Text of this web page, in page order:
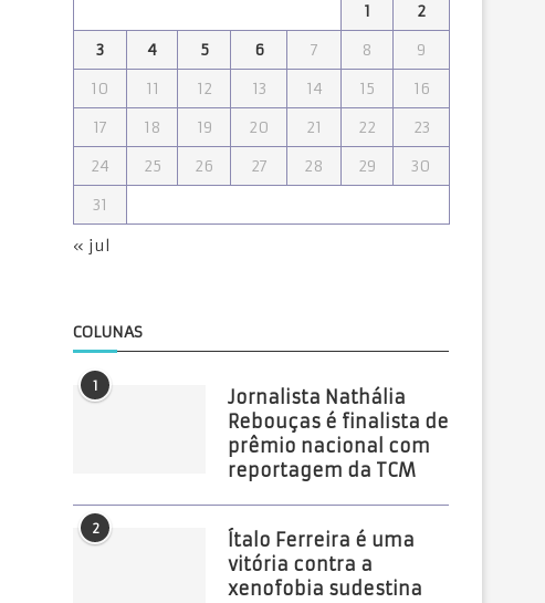
1
2
3
4 5 6 7 8
9
10
11 12 13 14 15
16
17
18 19 20 21 22
23
24
25 26 27 28 29
30
31
« jul
COLUNAS
1
Jornalista Nathália
Rebouças é finalista de
prêmio nacional com
reportagem da TCM
2
Ítalo Ferreira é uma
vitória contra a
xenofobia sudestina